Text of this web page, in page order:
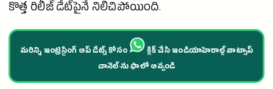
కొత్త రిలీజ్ డేట్‌పైనే నిలిచిపోయింది.
మరిన్ని ఇంట్రెస్టింగ్ అప్ డేట్స్ కోసం
క్లిక్ చేసి ఇండియాహెరాల్డ్ వాట్సాప్
చానెల్·ను ఫాలో అవ్వండి